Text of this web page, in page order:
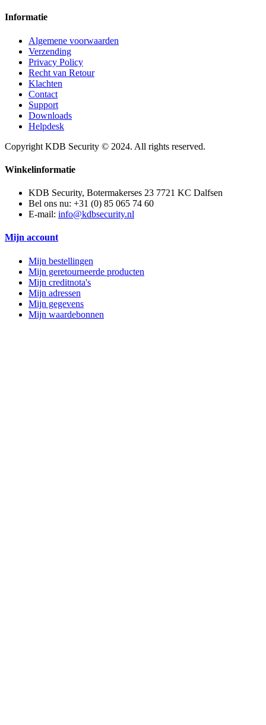
Informatie
Algemene voorwaarden
Verzending
Privacy Policy
Recht van Retour
Klachten
Contact
Support
Downloads
Helpdesk
Copyright KDB Security © 2024. All rights reserved.
Winkelinformatie
KDB Security, Botermakerses 23 7721 KC Dalfsen
Bel ons nu: +31 (0) 85 065 74 60
E-mail: info@kdbsecurity.nl
Mijn account
Mijn bestellingen
Mijn geretourneerde producten
Mijn creditnota's
Mijn adressen
Mijn gegevens
Mijn waardebonnen